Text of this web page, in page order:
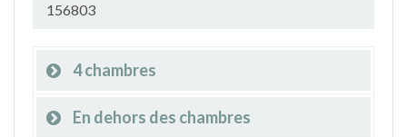
156803
4 chambres
En dehors des chambres